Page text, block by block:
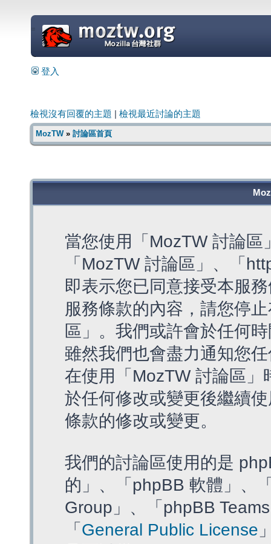
=
登入
檢視沒有回覆的主題 檢視最近討論的主題
MozTW» 討論區首頁
當您使用「MozTW 討論
「MozTW 討論區」、「
即表示您已同意接受本服
服務條款的內容，請您停
區」。我們或許會於任何
雖然我們也會盡力通知您
在使用「MozTW 討論區
於任何修改或變更後繼續
條款的修改或變更。
我們的討論區使用的是
的」、「phpBB 軟體」、
Group」、「phpBB
「 General Public License